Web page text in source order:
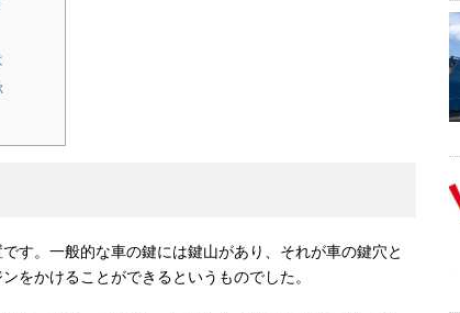
す。一般的な車の鍵には鍵山があり、それが車の鍵穴と
をかけることができるというものでした。